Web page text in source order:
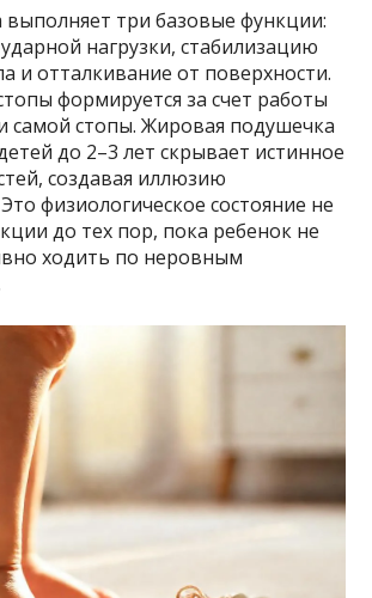
выполняет три базовые функции:
нагрузки, стабилизацию
и отталкивание от поверхности.
формируется за счет работы
самой стопы. Жировая подушечка
до 2–3 лет скрывает истинное
создавая иллюзию
физиологическое состояние не
до тех пор, пока ребенок не
ходить по неровным